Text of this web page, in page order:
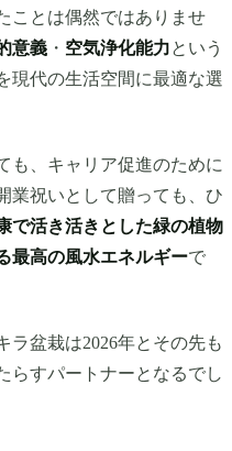
ことは偶然ではありませ
意義 ・ 空気浄化能力という
現代の生活空間に最適な選
も、キャリア促進のために
業祝いとして贈っても、ひ
で活き活きとした緑の植物
最高の風水エネルギーで
ラ盆栽は2026年とその先も
らすパートナーとなるでし